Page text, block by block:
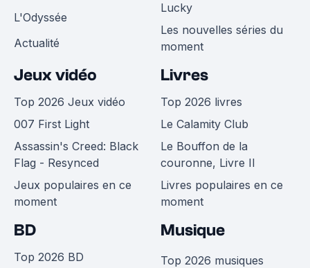
L'Odyssée
Actualité
Lucky
Les nouvelles séries du
moment
Jeux vidéo
Top 2026 Jeux vidéo
007 First Light
Assassin's Creed: Black
Flag - Resynced
Jeux populaires en ce
moment
Livres
Top 2026 livres
Le Calamity Club
Le Bouffon de la
couronne, Livre II
Livres populaires en ce
moment
BD
Top 2026 BD
Musique
Top 2026 musiques